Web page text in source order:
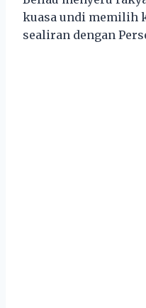
kuasa undi memilih
sealiran dengan